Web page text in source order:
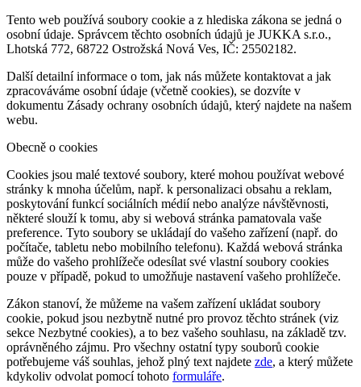
Tento web používá soubory cookie a z hlediska zákona se jedná o
osobní údaje. Správcem těchto osobních údajů je JUKKA s.r.o.,
Lhotská 772, 68722 Ostrožská Nová Ves, IČ: 25502182.
Další detailní informace o tom, jak nás můžete kontaktovat a jak
zpracováváme osobní údaje (včetně cookies), se dozvíte v
dokumentu Zásady ochrany osobních údajů, který najdete na našem
webu.
Obecně o cookies
Cookies jsou malé textové soubory, které mohou používat webové
stránky k mnoha účelům, např. k personalizaci obsahu a reklam,
poskytování funkcí sociálních médií nebo analýze návštěvnosti,
některé slouží k tomu, aby si webová stránka pamatovala vaše
preference. Tyto soubory se ukládají do vašeho zařízení (např. do
počítače, tabletu nebo mobilního telefonu). Každá webová stránka
může do vašeho prohlížeče odesílat své vlastní soubory cookies
pouze v případě, pokud to umožňuje nastavení vašeho prohlížeče.
Zákon stanoví, že můžeme na vašem zařízení ukládat soubory
cookie, pokud jsou nezbytně nutné pro provoz těchto stránek (viz
sekce Nezbytné cookies), a to bez vašeho souhlasu, na základě tzv.
oprávněného zájmu. Pro všechny ostatní typy souborů cookie
potřebujeme váš souhlas, jehož plný text najdete zde, a který můžete
kdykoliv odvolat pomocí tohoto formuláře.